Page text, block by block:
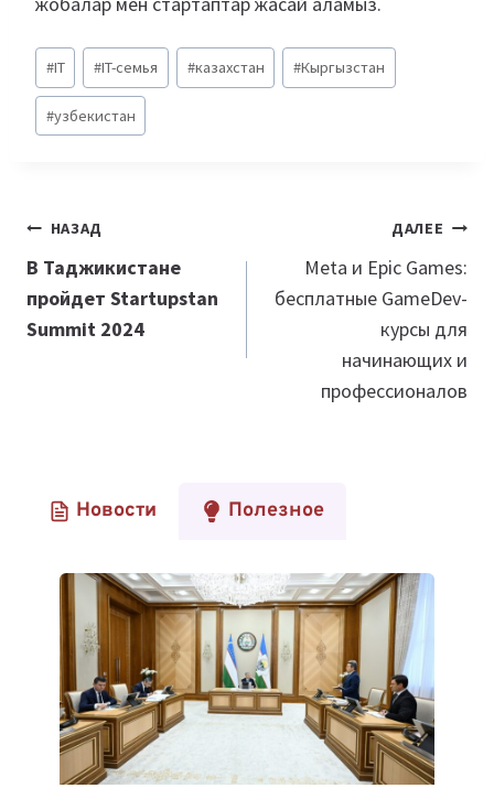
Метки
записи:
#IT #IT-семья #казахстан #Кыргызстан
#узбекистан
Навигация
по
записям
НАЗАД
В Таджикистане
пройдет Startupstan
Summit 2024
ДАЛЕЕ
Meta и Epic Games:
бесплатные GameDev-
курсы для
начинающих и
профессионалов
Новости Полезное